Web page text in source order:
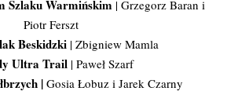
Szlaku Warmińskim | Grzegorz Baran i
Piotr Ferszt
Beskidzki| Zbigniew Mamla
Ultra Trail | Paweł Szarf
| Gosia Łobuz i Jarek Czarny